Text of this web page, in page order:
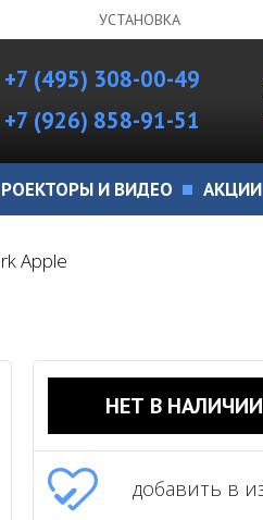
УСТАНОВКА
+7 (495) 308-00-49
+7 (926) 858-91-51
И ВИДЕО АКЦИИ
Apple
НЕТ В НАЛИЧИИ
добавить в